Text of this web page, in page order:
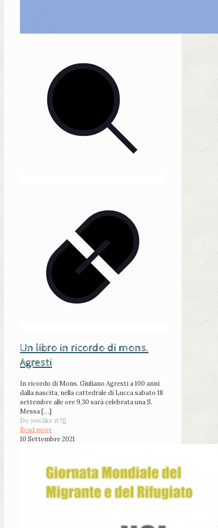
Un libro in ricordo di mons.
Agresti
In ricordo di Mons. Giuliano Agresti a 100 anni
dalla nascita, nella cattedrale di Lucca sabato 18
settembre alle ore 9,30 sarà celebrata una S.
Messa[…]
Do you like it?0
Read more
10 Settembre 2021